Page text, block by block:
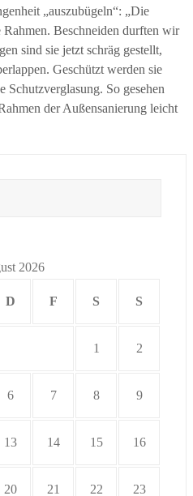
„auszubügeln“: „Die
Beschneiden durften wir
sind sie jetzt schräg gestellt,
Geschützt werden sie
Schutzverglasung. So gesehen
der Außensanierung leicht
2026
D F S S
1 2
6 7 8 9
13 14 15 16
20 21 22 23